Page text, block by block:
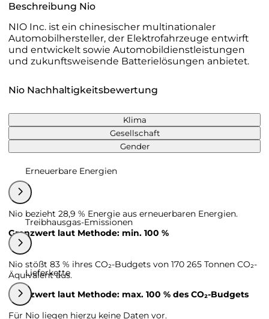
Beschreibung Nio
NIO Inc. ist ein chinesischer multinationaler
Automobilhersteller, der Elektrofahrzeuge entwirft
und entwickelt sowie Automobildienstleistungen
und zukunftsweisende Batterielösungen anbietet.
Nio Nachhaltigkeitsbewertung
Klima
Gesellschaft
Gender
Erneuerbare Energien
Nio bezieht 28,9 % Energie aus erneuerbaren Energien.
Grenzwert laut Methode: min. 100 %
Treibhausgas-Emissionen
Nio stößt 83 % ihres CO₂-Budgets von 170 265 Tonnen CO₂-
Äquivalent aus.
Grenzwert laut Methode: max. 100 % des CO₂-Budgets
Lieferkette
Für Nio liegen hierzu keine Daten vor.